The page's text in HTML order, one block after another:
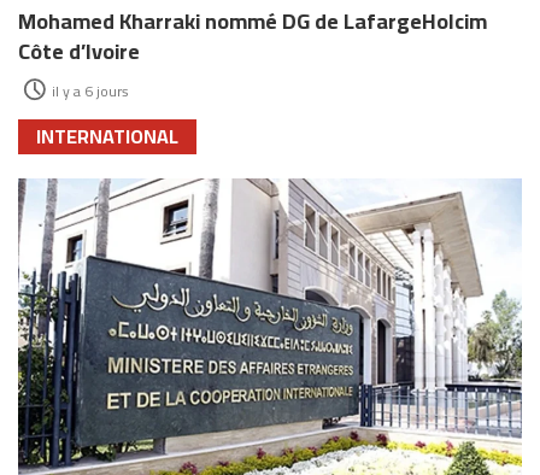
Mohamed Kharraki nommé DG de LafargeHolcim
Côte d’Ivoire
il y a 6 jours
INTERNATIONAL